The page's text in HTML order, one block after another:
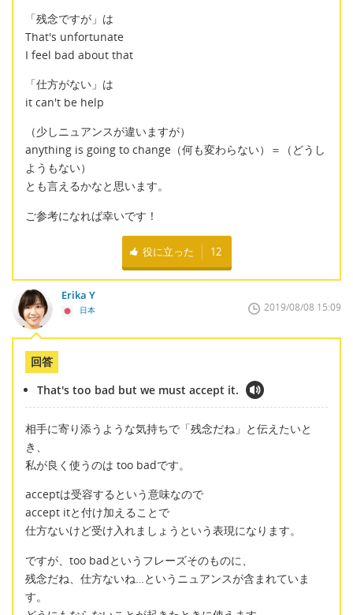
「残念ですが」は
That's unfortunate
I feel bad about that
「仕方がない」は
it can't be help
（少しニュアンスが違いますが）
anything is going to change（何も変わらない）＝（どうし
ようもない）
とも言えるかなと思います。
ご参考になれば幸いです！
役に立った 12
Erika Y
日本 2019/08/08 15:09
回答
That's too bad but we must accept it.
相手に寄り添うような気持ちで「残念だね」と伝えたいと
き、
私が良く使うのは too badです。
acceptは受容するという意味なので
accept itと付け加えることで
仕方ないけど受け入れましょうという表現になります。
ですが、too badというフレーズそのものに、
残念だね、仕方ないね…というニュアンスが含まれていま
す。